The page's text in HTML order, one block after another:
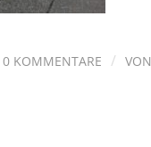
0 KOMMENTARE / VON